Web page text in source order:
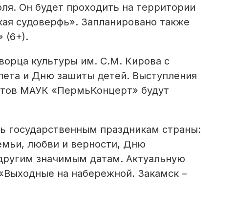
Он будет проходить на территории
судоверфь». Запланировано также
(6+).
культуры им. С.М. Кирова с
и Дню зашиты детей. Выступления
МАУК «ПермьКонцерт» будут
государственным праздникам страны:
любви и верности, Дню
значимым датам. Актуальную
на набережной. Закамск –